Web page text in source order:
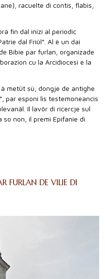
racuelte di contis, flabis,
fin dal inizi al periodic
dal Friûl”. Al è un dai
Bibie par furlan, organizade
cu la Arcidiocesi e la
metût sù, dongje de antighe
par esponi lis testemoneancis
Il lavôr di ricercje sul
non, il premi Epifanie di
FURLAN DE VILIE DI